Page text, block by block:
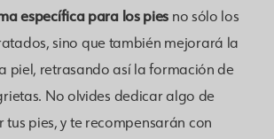
específica para los pies no sólo los
sino que también mejorará la
piel, retrasando así la formación de
No olvides dedicar algo de
pies, y te recompensarán con